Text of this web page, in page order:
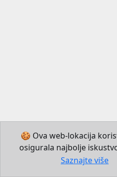
🍪 Ova web-lokacija
osigurala najbolje
Saznajte više
© 2026 Institut za
Izradio JB